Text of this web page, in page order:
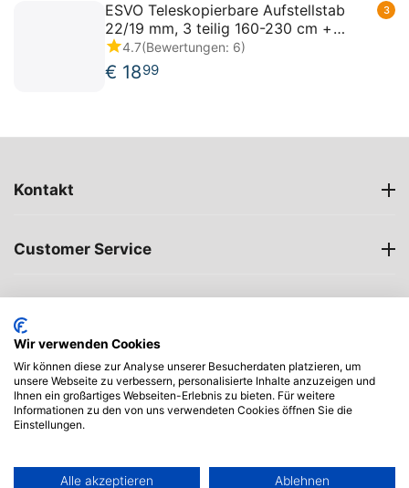
3
ESVO Teleskopierbare Aufstellstab
22/19 mm, 3 teilig 160-230 cm +
Powergrip
4.7(Bewertungen: 6)
€ 1899
Kontakt
Customer Service
My account
Wir verwenden Cookies
Wir können diese zur Analyse unserer Besucherdaten platzieren, um
unsere Webseite zu verbessern, personalisierte Inhalte anzuzeigen und
Ihnen ein großartiges Webseiten-Erlebnis zu bieten. Für weitere
Informationen zu den von uns verwendeten Cookies öffnen Sie die
Einstellungen.
Alle akzeptieren Ablehnen